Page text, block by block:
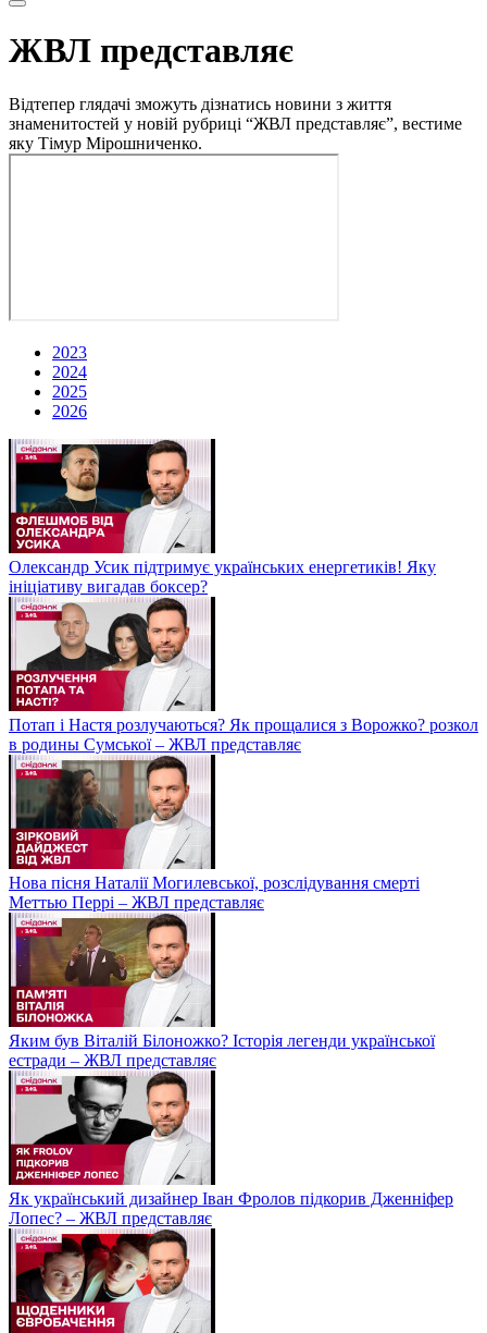
ЖВЛ представляє
Відтепер глядачі зможуть дізнатись новини з життя
знаменитостей у новій рубриці “ЖВЛ представляє”, вестиме
яку Тімур Мірошниченко.
2023
2024
2025
2026
Олександр Усик підтримує українських енергетиків! Яку
ініціативу вигадав боксер?
Потап і Настя розлучаються? Як прощалися з Ворожко? розкол
в родины Сумської – ЖВЛ представляє
Нова пісня Наталії Могилевської, розслідування смерті
Меттью Перрі – ЖВЛ представляє
Яким був Віталій Білоножко? Історія легенди української
естради – ЖВЛ представляє
Як український дизайнер Іван Фролов підкорив Дженніфер
Лопес? – ЖВЛ представляє